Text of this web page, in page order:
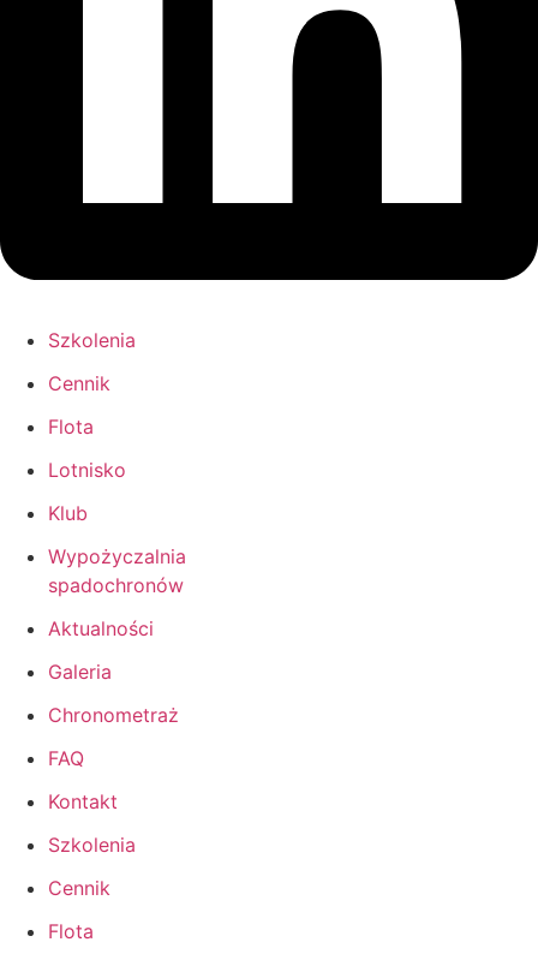
Szkolenia
Cennik
Flota
Lotnisko
Klub
Wypożyczalnia
spadochronów
Aktualności
Galeria
Chronometraż
FAQ
Kontakt
Szkolenia
Cennik
Flota